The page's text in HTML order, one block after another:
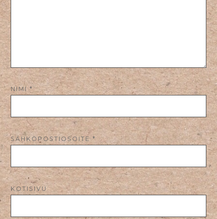
NIMI*
SÄHKÖPOSTIOSOITE*
KOTISIVU